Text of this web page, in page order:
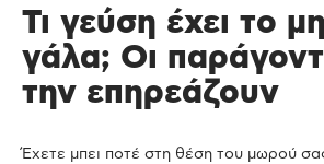
Τι γεύση έχει το
γάλα; Οι
την επηρεάζουν
Έχετε μπει ποτέ στη θέση του μωρού